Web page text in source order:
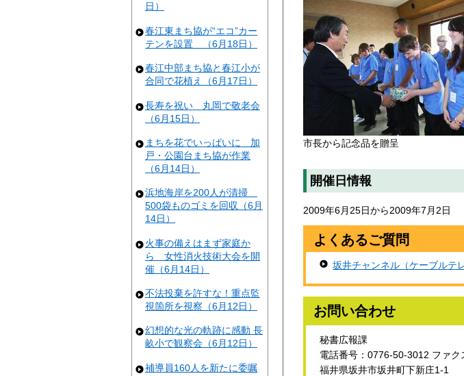
日）
春江東まち協が“エコ”カー
テンを設置 （6月18日）
春江中部まち協と春江小が
合同で花植え（6月17日）
長寿を祝い 丸岡で敬老会
（6月15日）
まちを花でいっぱいに 加
戸・公園台まち協が作業
（6月14日）
浜地海岸を200人が清掃
500袋ものゴミを回収（6月
14日）
火事の備えはまず家庭か
ら 女性消火技術大会を開
催（6月14日）
不法投棄を許すな！重点監
視箇所を視察（6月12日）
幻想的な光の軌跡に感動 長
畝小で観察会（6月12日）
補導員160人を新たに委嘱
市長から記念品を贈呈
開催日情報
2009年6月25日から2009年7月2日
よくあるご質問
坂井チャンネル（ケーブルテ
お問い合わせ
秘書広報課
電話番号：0776-50-3012 ファ
福井県坂井市坂井町下新庄1-1